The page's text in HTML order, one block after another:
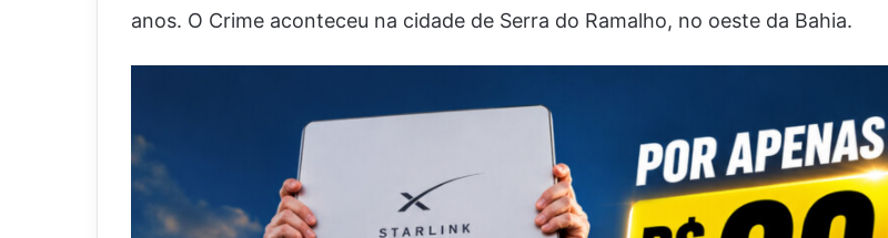
anos. O Crime aconteceu na cidade de Serra do Ramalho, no oeste da Bahia.